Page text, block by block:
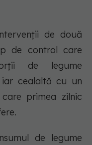
de două
de control care
de legume
iar cealaltă cu un
primea zilnic
de legume